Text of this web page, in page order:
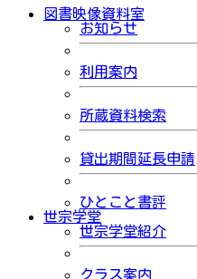
図書映像資料室
お知らせ
利用案内
所蔵資料検索
貸出期間延長申請
ひとこと書評
世宗学堂
世宗学堂紹介
クラス案内